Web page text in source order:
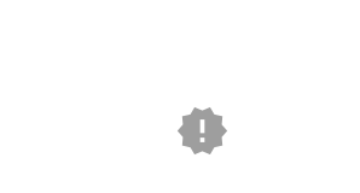
new_releases